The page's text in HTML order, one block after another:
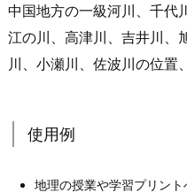
中国地方の一級河川、千代
江の川、高津川、吉井川、
川、小瀬川、佐波川の位置
使用例
地理の授業や学習プリント